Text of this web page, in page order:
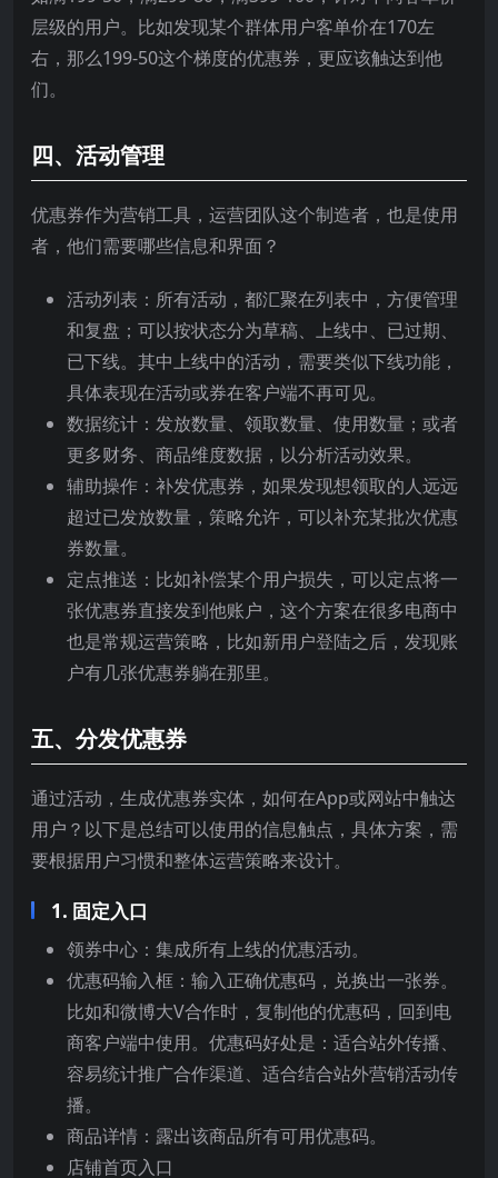
层级的用户。比如发现某个群体用户客单价在170左
右，那么199-50这个梯度的优惠券，更应该触达到他
们。
四、活动管理
优惠券作为营销工具，运营团队这个制造者，也是使用
者，他们需要哪些信息和界面？
活动列表：所有活动，都汇聚在列表中，方便管理
和复盘；可以按状态分为草稿、上线中、已过期、
已下线。其中上线中的活动，需要类似下线功能，
具体表现在活动或券在客户端不再可见。
数据统计：发放数量、领取数量、使用数量；或者
更多财务、商品维度数据，以分析活动效果。
辅助操作：补发优惠券，如果发现想领取的人远远
超过已发放数量，策略允许，可以补充某批次优惠
券数量。
定点推送：比如补偿某个用户损失，可以定点将一
张优惠券直接发到他账户，这个方案在很多电商中
也是常规运营策略，比如新用户登陆之后，发现账
户有几张优惠券躺在那里。
五、分发优惠券
通过活动，生成优惠券实体，如何在App或网站中触达
用户？以下是总结可以使用的信息触点，具体方案，需
要根据用户习惯和整体运营策略来设计。
1. 固定入口
领券中心：集成所有上线的优惠活动。
优惠码输入框：输入正确优惠码，兑换出一张券。
比如和微博大V合作时，复制他的优惠码，回到电
商客户端中使用。优惠码好处是：适合站外传播、
容易统计推广合作渠道、适合结合站外营销活动传
播。
商品详情：露出该商品所有可用优惠码。
店铺首页入口